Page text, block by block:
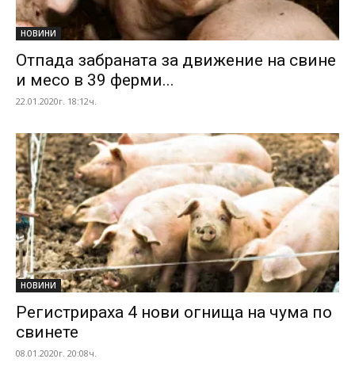
НОВИНИ
Отпада забраната за движение на свине
и месо в 39 ферми...
22.01.2020г. 18:12ч.
НОВИНИ
Регистрираха 4 нови огнища на чума по
свинете
08.01.2020г. 20:08ч.